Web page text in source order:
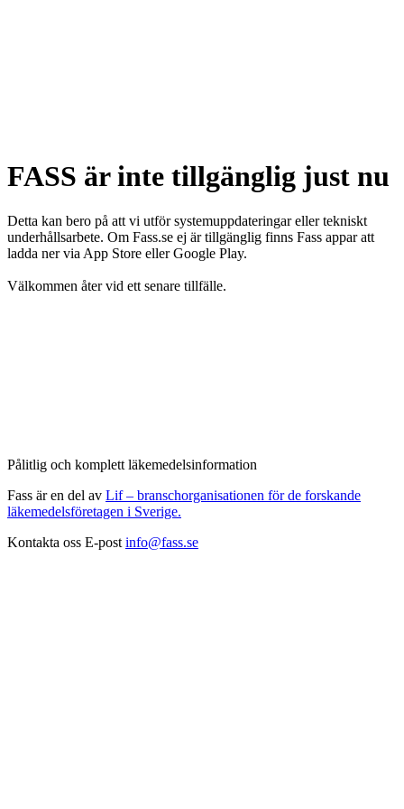
FASS är inte tillgänglig just nu
Detta kan bero på att vi utför systemuppdateringar eller tekniskt
underhållsarbete. Om Fass.se ej är tillgänglig finns Fass appar att
ladda ner via App Store eller Google Play.
Välkommen åter vid ett senare tillfälle.
Pålitlig och komplett läkemedelsinformation
Fass är en del av Lif – branschorganisationen för de forskande
läkemedelsföretagen i Sverige.
Kontakta oss E-post info@fass.se